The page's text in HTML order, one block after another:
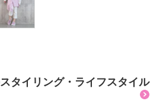
タイリング・ライフスタイル